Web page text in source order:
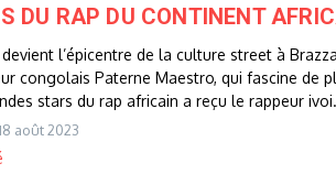
DU RAP DU CONTINENT
l’épicentre de la culture street à
congolais Paterne Maestro, qui fascine de
stars du rap africain a reçu le rappeur
août 2023